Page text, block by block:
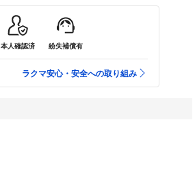
本人確認済 紛失補償有
ラクマ安心・安全への取り組み